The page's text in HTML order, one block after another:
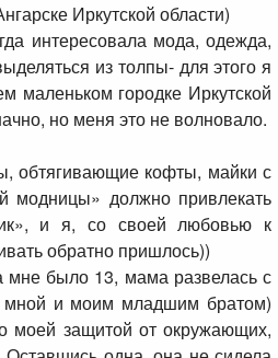
Иркутской области)
интересовала мода, одежда,
из толпы- для этого я
маленьком городке Иркутской
но меня это не волновало.
обтягивающие кофты, майки с
должно привлекать
и я, со своей любовью к
обратно пришлось))
мне было 13, мама развелась с
мной и моим младшим братом)
моей защитой от окружающих,